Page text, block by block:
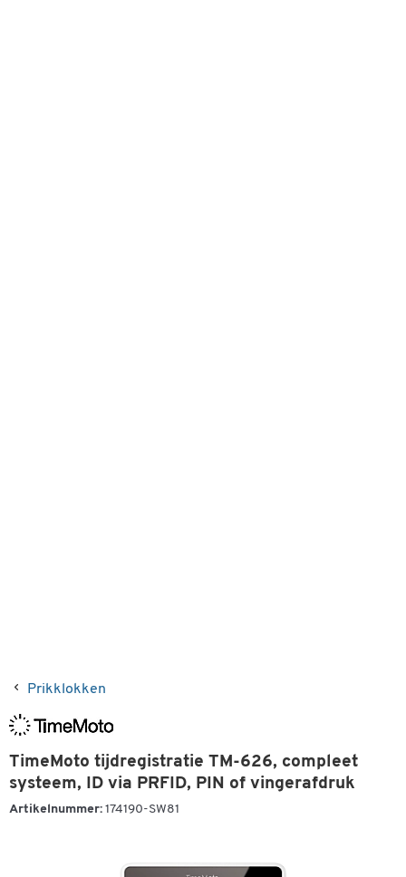
Prikklokken
TimeMoto tijdregistratie TM-626, compleet
systeem, ID via PRFID, PIN of vingerafdruk
Artikelnummer: 174190-SW81